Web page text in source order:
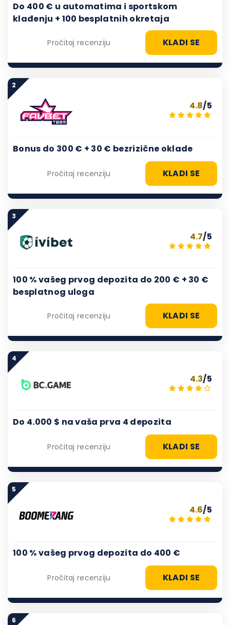
Do 400 € u automatima i sportskom
klađenju + 100 besplatnih okretaja
KLADI SE
Pročitaj recenziju
2
4.8/5
Bonus do 300 € + 30 € bezrizične oklade
KLADI SE
Pročitaj recenziju
3
4.7/5
100 % vašeg prvog depozita do 200 € + 30 €
besplatnog uloga
KLADI SE
Pročitaj recenziju
4
4.3/5
Do 4.000 $ na vaša prva 4 depozita
KLADI SE
Pročitaj recenziju
5
4.6/5
100 % vašeg prvog depozita do 400 €
KLADI SE
Pročitaj recenziju
6